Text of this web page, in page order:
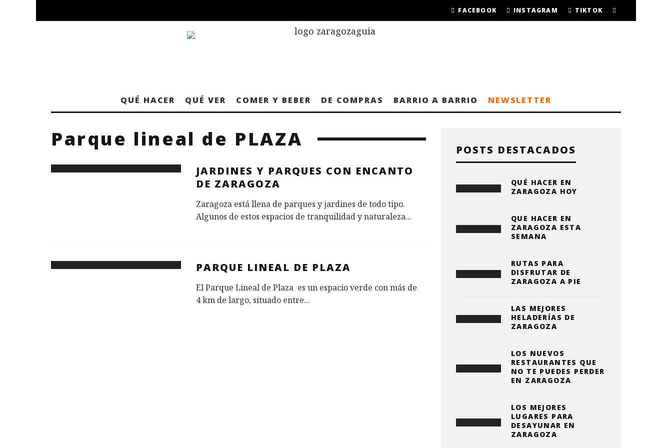
FACEBOOK INSTAGRAM TIKTOK
QUÉ HACER QUÉ VER COMER Y BEBER DE COMPRAS BARRIO A BARRIO NEWSLETTER
Parque lineal de PLAZA
JARDINES Y PARQUES CON ENCANTO
DE ZARAGOZA
Zaragoza está llena de parques y jardines de todo tipo.
Algunos de estos espacios de tranquilidad y naturaleza...
PARQUE LINEAL DE PLAZA
El Parque Lineal de Plaza es un espacio verde con más de
4 km de largo, situado entre...
POSTS DESTACADOS
QUÉ HACER EN
ZARAGOZA HOY
QUE HACER EN
ZARAGOZA ESTA
SEMANA
RUTAS PARA
DISFRUTAR DE
ZARAGOZA A PIE
LAS MEJORES
HELADERÍAS DE
ZARAGOZA
LOS NUEVOS
RESTAURANTES QUE
NO TE PUEDES PERDER
EN ZARAGOZA
LOS MEJORES
LUGARES PARA
DESAYUNAR EN
ZARAGOZA